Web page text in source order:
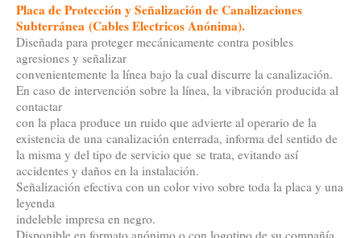
Placa de Protección y Señalización de Canalizaciones
Subterránea (Cables Electricos Anónima).
Diseñada para proteger mecánicamente contra posibles
agresiones y señalizar
convenientemente la línea bajo la cual discurre la canalización.
En caso de intervención sobre la línea, la vibración producida al
contactar
con la placa produce un ruido que advierte al operario de la
existencia de una canalización enterrada, informa del sentido de
la misma y del tipo de servicio que se trata, evitando así
accidentes y daños en la instalación.
Señalización efectiva con un color vivo sobre toda la placa y una
leyenda
indeleble impresa en negro.